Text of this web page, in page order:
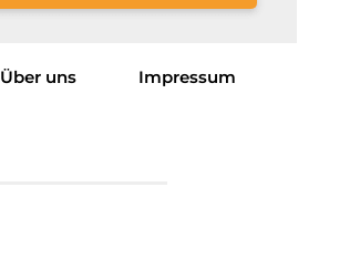
Über uns Impressum